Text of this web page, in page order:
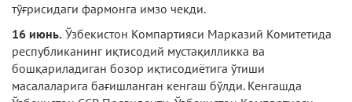
тўғрисидаги фармонга имзо чекди.
16 июнь. Ўзбекистон Компартияси Марказий Комитетида
республиканинг иқтисодий мустақилликка ва
бошқариладиган бозор иқтисодиётига ўтиши
масалаларига бағишланган кенгаш бўлди. Кенгашда